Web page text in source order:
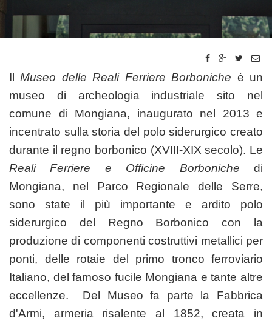
IlMuseo delle Reali Ferriere Borboniche è un
museo di archeologia industriale sito nel
comune di Mongiana, inaugurato nel 2013 e
incentrato sulla storia del polo siderurgico creato
durante il regno borbonico (XVIII-XIX secolo). Le
Reali Ferriere e Officine Borboniche di
Mongiana, nel Parco Regionale delle Serre,
sono state il più importante e ardito polo
siderurgico del Regno Borbonico con la
produzione di componenti costruttivi metallici per
ponti, delle rotaie del primo tronco ferroviario
Italiano, del famoso fucile Mongiana e tante altre
eccellenze. Del Museo fa parte la Fabbrica
d'Armi, armeria risalente al 1852, creata in